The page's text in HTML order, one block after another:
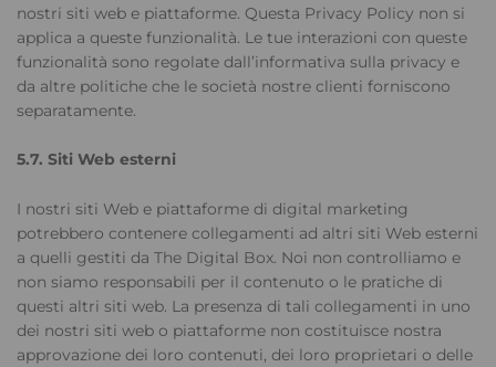
nostri siti web e piattaforme. Questa Privacy Policy non si
applica a queste funzionalità. Le tue interazioni con queste
funzionalità sono regolate dall’informativa sulla privacy e
da altre politiche che le società nostre clienti forniscono
separatamente.
5.7. Siti Web esterni
I nostri siti Web e piattaforme di digital marketing
potrebbero contenere collegamenti ad altri siti Web esterni
a quelli gestiti da The Digital Box. Noi non controlliamo e
non siamo responsabili per il contenuto o le pratiche di
questi altri siti web. La presenza di tali collegamenti in uno
dei nostri siti web o piattaforme non costituisce nostra
approvazione dei loro contenuti, dei loro proprietari o delle